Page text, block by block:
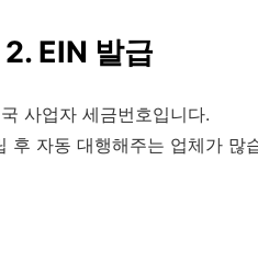
EIN 발급
사업자 세금번호입니다.
후 자동 대행해주는 업체가 많